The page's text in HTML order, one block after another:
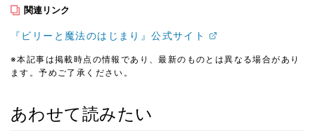
関連リンク
『ビリーと魔法のはじまり』公式サイト
※本記事は掲載時点の情報であり、最新のものとは異なる場合があり
ます。予めご了承ください。
あわせて読みたい